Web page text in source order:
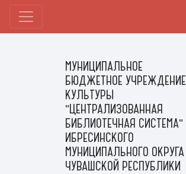
МУНИЦИПАЛЬНОЕ
БЮДЖЕТНОЕ УЧРЕЖДЕНИЕ
КУЛЬТУРЫ
"ЦЕНТРАЛИЗОВАННАЯ
БИБЛИОТЕЧНАЯ СИСТЕМА"
ИБРЕСИНСКОГО
МУНИЦИПАЛЬНОГО ОКРУГА
ЧУВАШСКОЙ РЕСПУБЛИКИ